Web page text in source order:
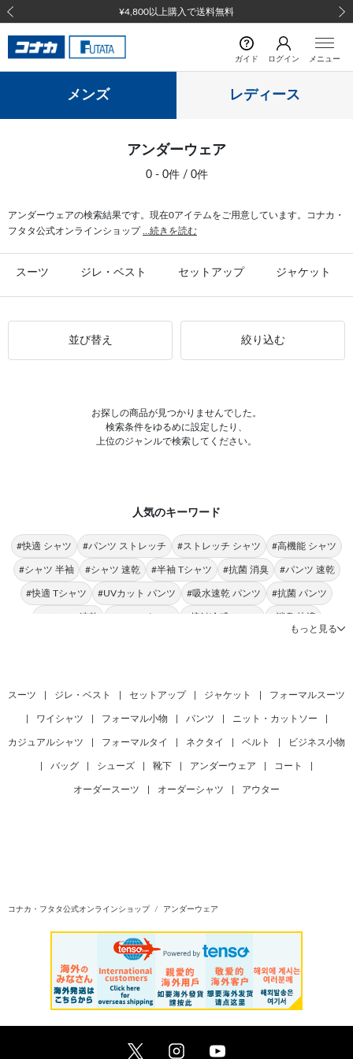
¥4,800以上購入で送料無料
前の画像
ガイド ログイン メニュー
メンズ レディース
アンダーウェア
0 - 0件 / 0件
アンダーウェアの検索結果です。現在0アイテムをご用意しています。コナカ・
フタタ公式オンラインショップ
...続きを読む
スーツ ジレ・ベスト セットアップ ジャケット
並び替え 絞り込む
お探しの商品が見つかりませんでした。
検索条件をゆるめに設定したり、
上位のジャンルで検索してください。
人気のキーワード
#快適 シャツ #パンツ ストレッチ #ストレッチ シャツ #高機能 シャツ
#シャツ 半袖 #シャツ 速乾 #半袖 Tシャツ #抗菌 消臭 #パンツ 速乾
#快適 Tシャツ #UVカット パンツ #吸水速乾 パンツ #抗菌 パンツ
#Tシャツ 速乾 #シャツ クール #接触冷感 シャツ #消臭 快適
もっと見る
スーツ ジレ・ベスト セットアップ ジャケット フォーマルスーツ
ワイシャツ フォーマル小物 パンツ ニット・カットソー
カジュアルシャツ フォーマルタイ ネクタイ ベルト ビジネス小物
バッグ シューズ 靴下 アンダーウェア コート
オーダースーツ オーダーシャツ アウター
コナカ・フタタ公式オンラインショップ アンダーウェア